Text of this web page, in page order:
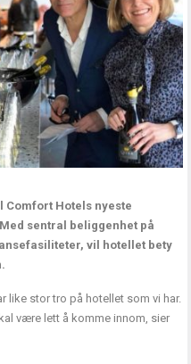
Comfort Hotels nyeste
sentral beliggenhet på
vil hotellet bety
like stor tro på hotellet som vi har.
være lett å komme innom, sier